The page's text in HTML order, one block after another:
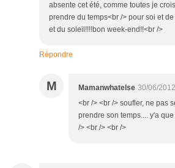
absente cet été, comme toutes je
prendre du temps<br /> pour soi et
et du soleil!!!!bon week-end!!<br />
Répondre
M Mamanwhatelse 30/06/
<br /> <br /> soufler, ne pas
prendre son temps.... y'a
/> <br /> <br />